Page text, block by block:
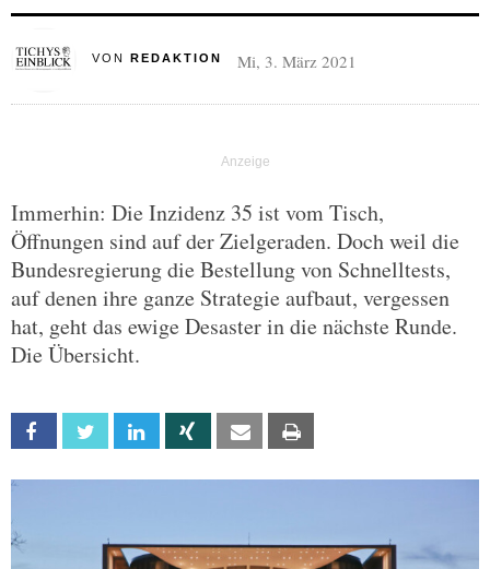
VON REDAKTION Mi, 3. März 2021
Immerhin: Die Inzidenz 35 ist vom Tisch,
Öffnungen sind auf der Zielgeraden. Doch weil die
Bundesregierung die Bestellung von Schnelltests,
auf denen ihre ganze Strategie aufbaut, vergessen
hat, geht das ewige Desaster in die nächste Runde.
Die Übersicht.
Facebook Twitter Linkedin Xing Email